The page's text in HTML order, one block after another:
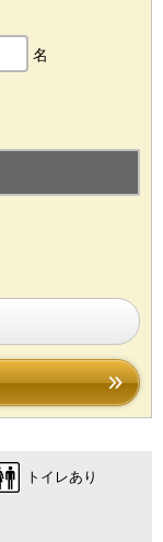
名
トイレあり